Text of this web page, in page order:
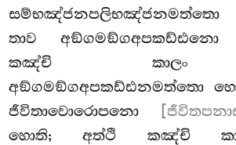
තාව
කඤ්චි කාලං
අඞ්ගමඞ්ගඅපකඩ්ඪනමත්තො
ජීවිතාවොරොපනො
හොති; අත්ථි කඤ්චි